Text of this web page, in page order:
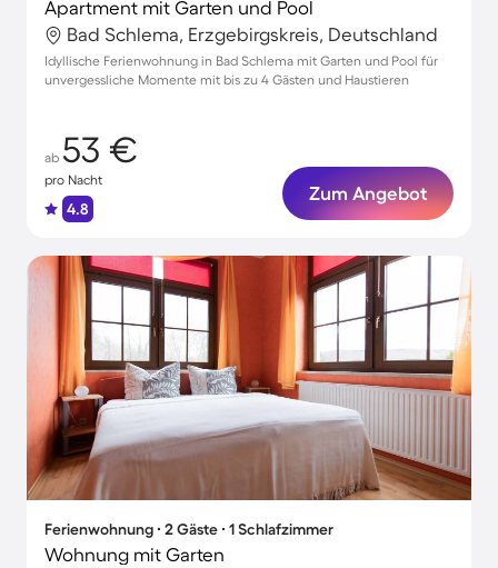
Apartment mit Garten und Pool
Bad Schlema, Erzgebirgskreis, Deutschland
Idyllische Ferienwohnung in Bad Schlema mit Garten und Pool für
unvergessliche Momente mit bis zu 4 Gästen und Haustieren
ab 53 €
pro Nacht
4.8
Zum Angebot
Ferienwohnung ∙ 2 Gäste ∙ 1 Schlafzimmer
Wohnung mit Garten